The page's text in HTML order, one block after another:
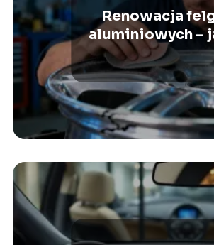
Renowacja
aluminiowych –
przeprowadzić ją
po kroku?